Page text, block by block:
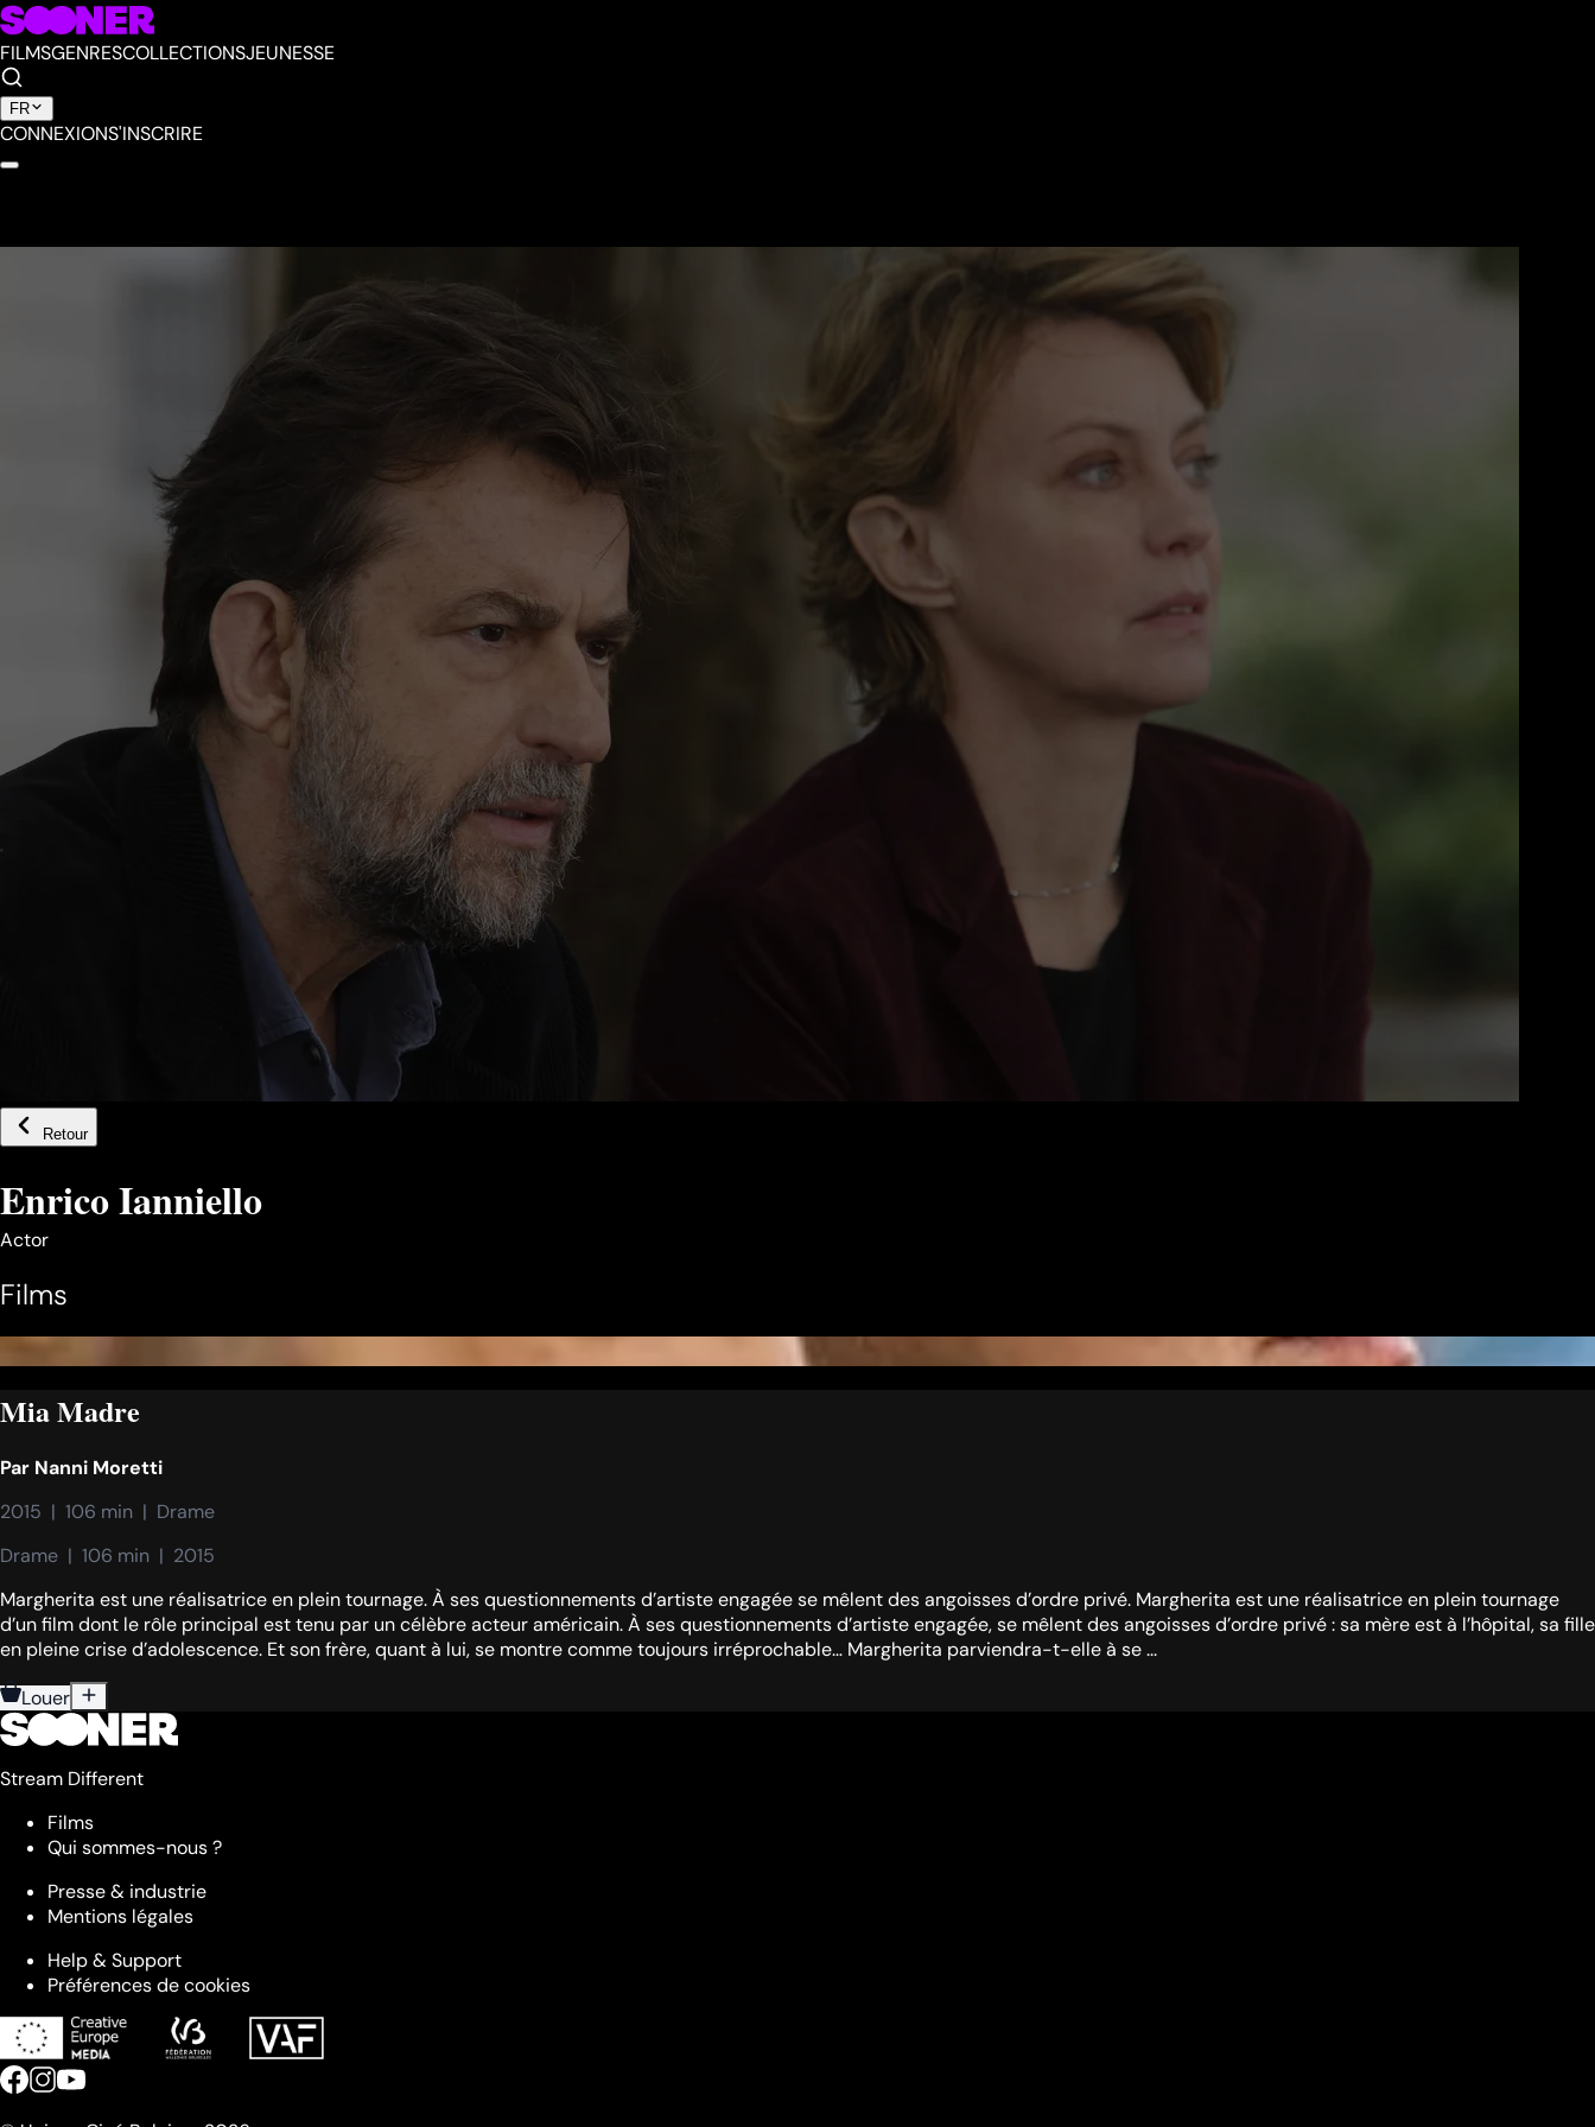
FILMSGENRESCOLLECTIONSJEUNESSE
FR
CONNEXIONS'INSCRIRE
Retour
Enrico Ianniello
Actor
Films
Mia Madre
Par Nanni Moretti
2015  |  106 min  |  Drame
Drame  |  106 min  |  2015
Margherita est une réalisatrice en plein tournage. À ses questionnements d’artiste engagée se mêlent des angoisses d’ordre privé. Margherita est une réalisatrice en plein tournage
d’un film dont le rôle principal est tenu par un célèbre acteur américain. À ses questionnements d’artiste engagée, se mêlent des angoisses d’ordre privé : sa mère est à l’hôpital, sa fille
en pleine crise d’adolescence. Et son frère, quant à lui, se montre comme toujours irréprochable… Margherita parviendra-t-elle à se ...
Louer
Stream Different
Films
Qui sommes-nous ?
Presse & industrie
Mentions légales
Help & Support
Préférences de cookies